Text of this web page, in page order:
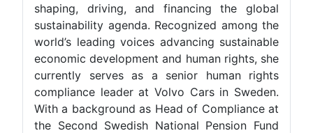
shaping, driving, and financing the global
sustainability agenda. Recognized among the
world’s leading voices advancing sustainable
economic development and human rights, she
currently serves as a senior human rights
compliance leader at Volvo Cars in Sweden.
With a background as Head of Compliance at
the Second Swedish National Pension Fund